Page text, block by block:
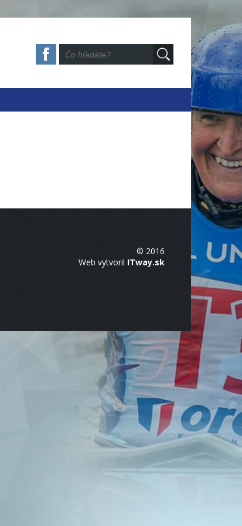
© 2016
Web vytvoril ITway.sk